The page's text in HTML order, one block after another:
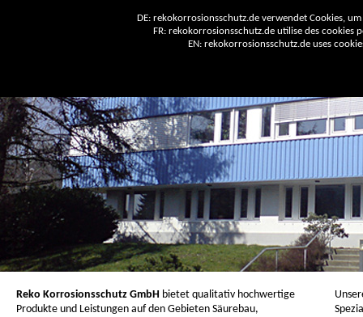
Reko Korrosionsschutz GmbH bietet qualitativ hochwertige
Produkte und Leistungen auf den Gebieten Säurebau,
DE: rekokorrosionsschutz.de verwendet Cookies,
FR: rekokorrosionsschutz.de utilise des cookies
EN: rekokorrosionsschutz.de uses